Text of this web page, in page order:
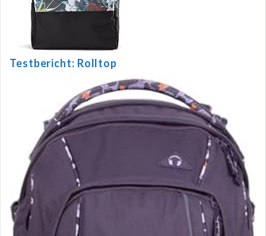
Testbericht: Rolltop